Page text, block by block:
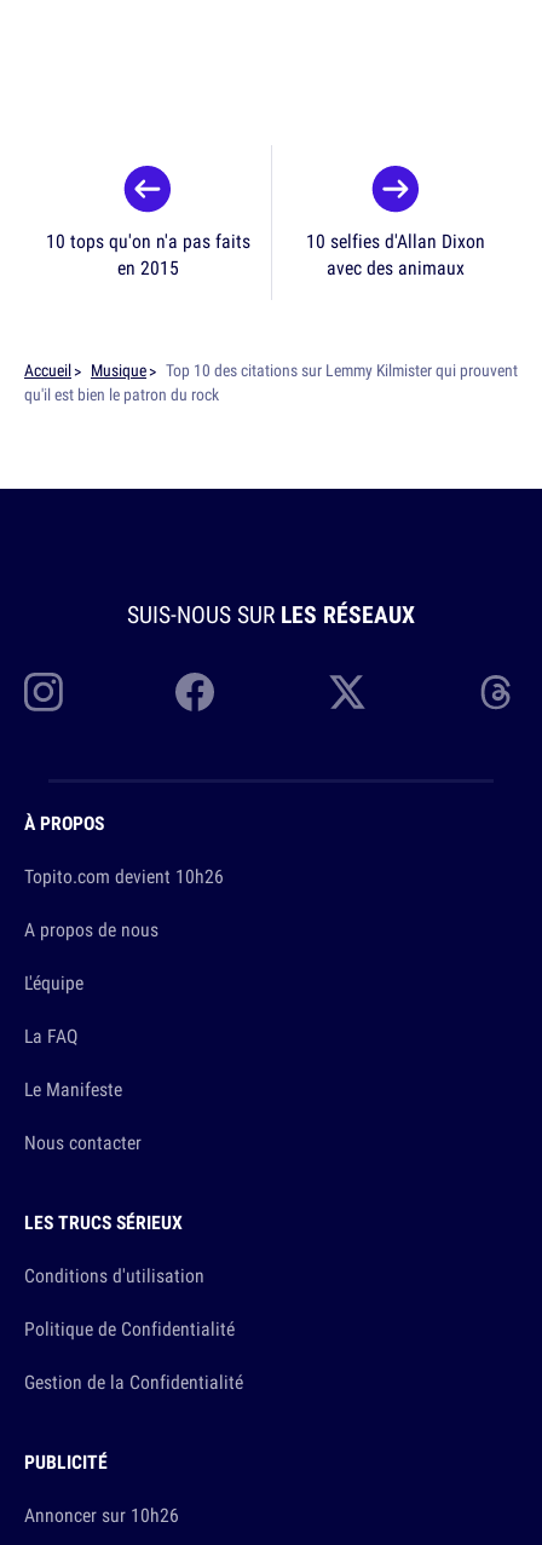
10 tops qu'on n'a pas faits
en 2015
10 selfies d'Allan Dixon
avec des animaux
Accueil Musique
Top 10 des citations sur Lemmy Kilmister qui prouvent
qu'il est bien le patron du rock
SUIS-NOUS SUR LES RÉSEAUX
À PROPOS
Topito.com devient 10h26
A propos de nous
L'équipe
La FAQ
Le Manifeste
Nous contacter
LES TRUCS SÉRIEUX
Conditions d'utilisation
Politique de Confidentialité
Gestion de la Confidentialité
PUBLICITÉ
Annoncer sur 10h26